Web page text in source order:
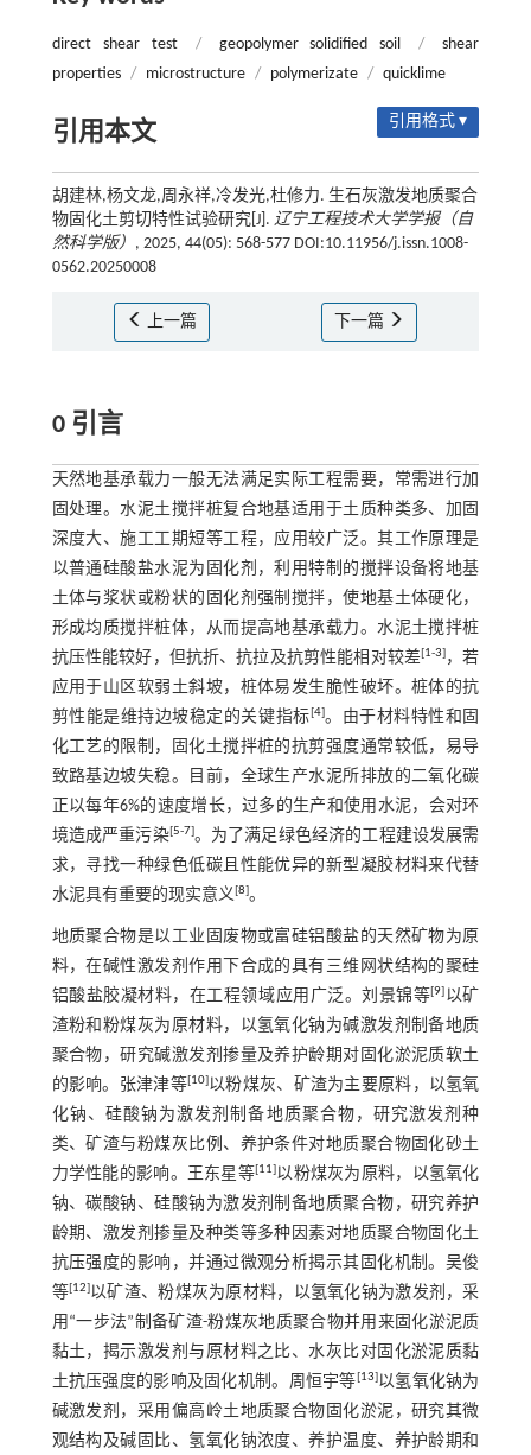
direct shear test / geopolymer solidified soil /
shear
properties / microstructure / polymerizate / quicklime
引用本文 引用格式 ▾
胡建林,杨文龙,周永祥,冷发光,杜修力. 生石灰激发地质聚合
物固化土剪切特性试验研究[J]. 辽宁工程技术大学学报（自
然科学版） , 2025, 44(05): 568-577 DOI:10.11956/j.issn.1008-
0562.20250008
上一篇 下一篇
0 引言
天然地基承载力一般无法满足实际工程需要，常需进行加
固处理。水泥土搅拌桩复合地基适用于土质种类多、加固
深度大、施工工期短等工程，应用较广泛。其工作原理是
以普通硅酸盐水泥为固化剂，利用特制的搅拌设备将地基
土体与浆状或粉状的固化剂强制搅拌，使地基土体硬化，
形成均质搅拌桩体，从而提高地基承载力。水泥土搅拌桩
抗压性能较好，但抗折、抗拉及抗剪性能相对较差[1-3] ，若
应用于山区软弱土斜坡，桩体易发生脆性破坏。桩体的抗
剪性能是维持边坡稳定的关键指标[4]。由于材料特性和固
化工艺的限制，固化土搅拌桩的抗剪强度通常较低，易导
致路基边坡失稳。目前，全球生产水泥所排放的二氧化碳
正以每年6%的速度增长，过多的生产和使用水泥，会对环
境造成严重污染[5-7]。为了满足绿色经济的工程建设发展需
求，寻找一种绿色低碳且性能优异的新型凝胶材料来代替
水泥具有重要的现实意义[8]。
地质聚合物是以工业固废物或富硅铝酸盐的天然矿物为原
料，在碱性激发剂作用下合成的具有三维网状结构的聚硅
铝酸盐胶凝材料，在工程领域应用广泛。刘景锦等[9] 以矿
渣粉和粉煤灰为原材料，以氢氧化钠为碱激发剂制备地质
聚合物，研究碱激发剂掺量及养护龄期对固化淤泥质软土
的影响。张津津等[10]以粉煤灰、矿渣为主要原料，以氢氧
化钠、硅酸钠为激发剂制备地质聚合物，研究激发剂种
类、矿渣与粉煤灰比例、养护条件对地质聚合物固化砂土
力学性能的影响。王东星等[11]以粉煤灰为原料，以氢氧化
钠、碳酸钠、硅酸钠为激发剂制备地质聚合物，研究养护
龄期、激发剂掺量及种类等多种因素对地质聚合物固化土
抗压强度的影响，并通过微观分析揭示其固化机制。吴俊
等[12]以矿渣、粉煤灰为原材料，以氢氧化钠为激发剂，采
用“一步法”制备矿渣-粉煤灰地质聚合物并用来固化淤泥质
黏土，揭示激发剂与原材料之比、水灰比对固化淤泥质黏
土抗压强度的影响及固化机制。周恒宇等[13]以氢氧化钠为
碱激发剂，采用偏高岭土地质聚合物固化淤泥，研究其微
观结构及碱固比、氢氧化钠浓度、养护温度、养护龄期和